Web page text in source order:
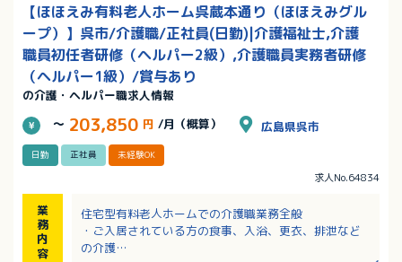
【ほほえみ有料老人ホーム呉蔵本通り（ほほえみグル
ープ）】呉市/介護職/正社員(日勤)|介護福祉士,介護
職員初任者研修（ヘルパー2級）,介護職員実務者研修
（ヘルパー1級）/賞与あり
の介護・ヘルパー職求人情報
～ 203,850 円 /月（概算） 広島県呉市
日勤 正社員 未経験OK
求人No.64834
業
務
内
容
住宅型有料老人ホームでの介護職業務全般
・ご入居されている方の食事、入浴、更衣、排泄など
の介護